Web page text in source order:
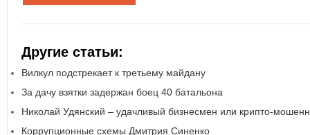
Другие статьи:
Вилкул подстрекает к третьему майдану
За дачу взятки задержан боец 40 батальона
Николай Удянский – удачливый бизнесмен или крипто-
Коррупционные схемы Дмитрия Синенко